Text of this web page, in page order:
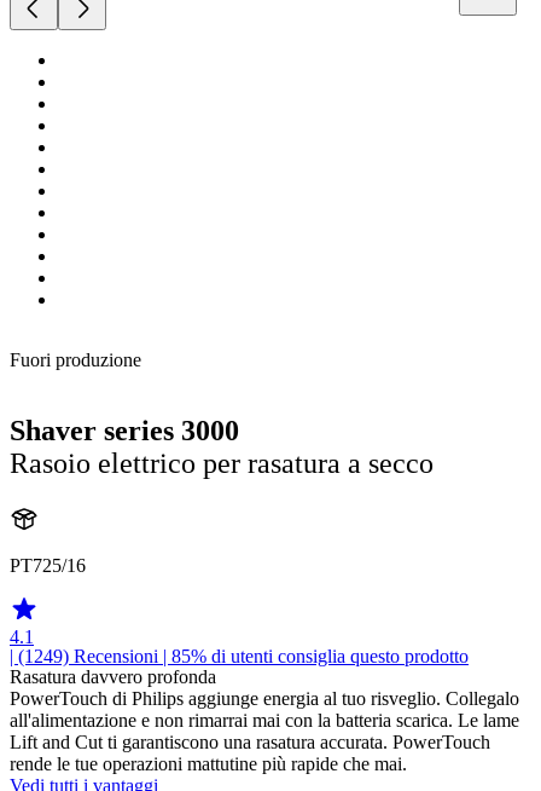
Fuori produzione
Shaver series 3000
Rasoio elettrico per rasatura a secco
PT725/16
4.1
| (1249) Recensioni | 85% di utenti consiglia questo prodotto
Rasatura davvero profonda
PowerTouch di Philips aggiunge energia al tuo risveglio. Collegalo
all'alimentazione e non rimarrai mai con la batteria scarica. Le lame
Lift and Cut ti garantiscono una rasatura accurata. PowerTouch
rende le tue operazioni mattutine più rapide che mai.
Vedi tutti i vantaggi